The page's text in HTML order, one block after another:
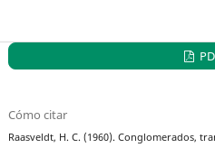
Cómo citar
Raasveldt, H. C. (1960). Conglomerados,